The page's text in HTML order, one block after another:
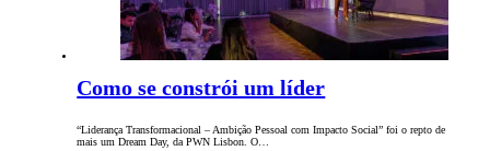
Como se constrói um líder
“Liderança Transformacional – Ambição Pessoal com Impacto Social” foi o repto de
mais um Dream Day, da PWN Lisbon. O…